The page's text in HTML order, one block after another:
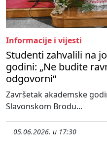
Informacije i vijesti
Studenti zahvalili na
godini: „Ne budite
odgovorni“
Završetak akademske
Slavonskom Brodu...
05.06.2026. u 17:30